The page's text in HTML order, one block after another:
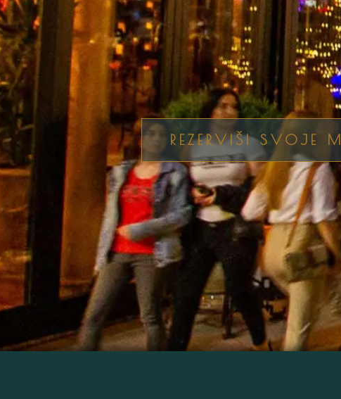
REZERVIŠI SVOJE